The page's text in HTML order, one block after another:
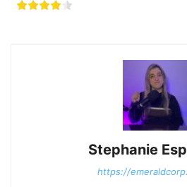
Stephanie
https://